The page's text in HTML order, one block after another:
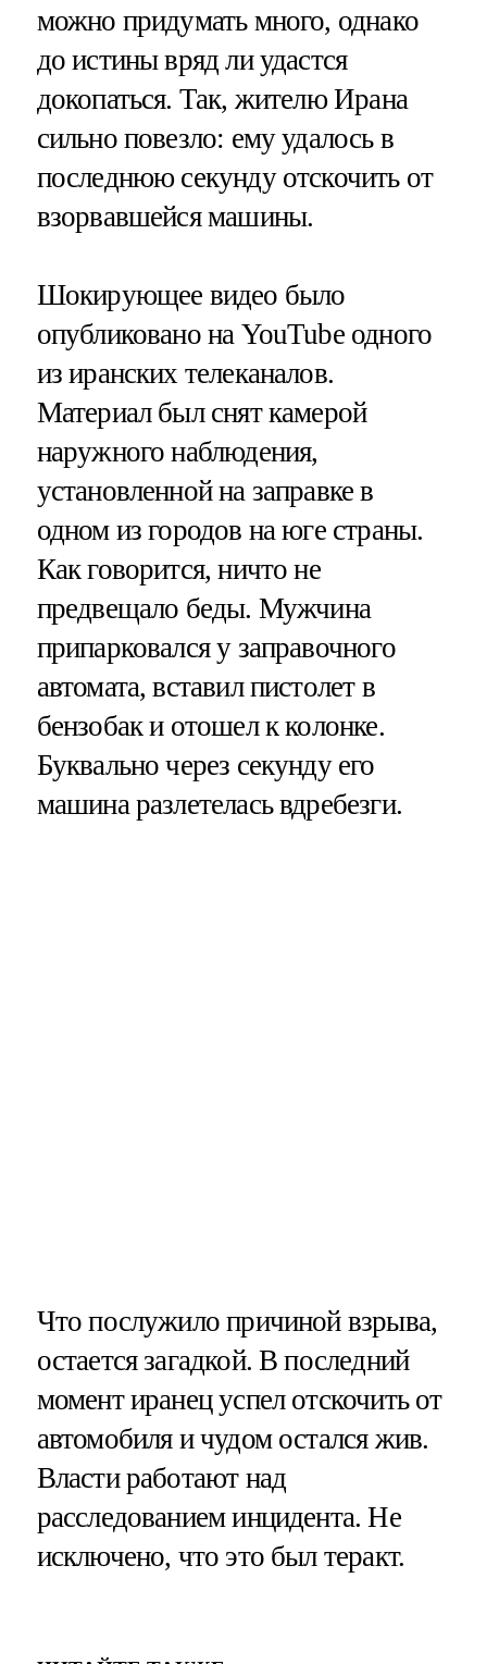
можно придумать много, однако
до истины вряд ли удастся
докопаться. Так, жителю Ирана
сильно повезло: ему удалось в
последнюю секунду отскочить от
взорвавшейся машины.
Шокирующее видео было
опубликовано на YouTube одного
из иранских телеканалов.
Материал был снят камерой
наружного наблюдения,
установленной на заправке в
одном из городов на юге страны.
Как говорится, ничто не
предвещало беды. Мужчина
припарковался у заправочного
автомата, вставил пистолет в
бензобак и отошел к колонке.
Буквально через секунду его
машина разлетелась вдребезги.
Что послужило причиной взрыва,
остается загадкой. В последний
момент иранец успел отскочить от
автомобиля и чудом остался жив.
Власти работают над
расследованием инцидента. Не
исключено, что это был теракт.